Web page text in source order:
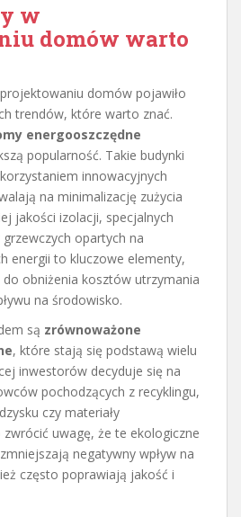
w
domów warto
domów pojawiło
trendów, które warto znać.
energooszczędne
popularność. Takie budynki
innowacyjnych
na minimalizację zużycia
jakości izolacji, specjalnych
opartych na
energii to kluczowe elementy,
obniżenia kosztów utrzymania
na środowisko.
są zrównoważone
, które stają się podstawą wielu
inwestorów decyduje się na
pochodzących z recyklingu,
czy materiały
uwagę, że te ekologiczne
negatywny wpływ na
często poprawiają jakość i